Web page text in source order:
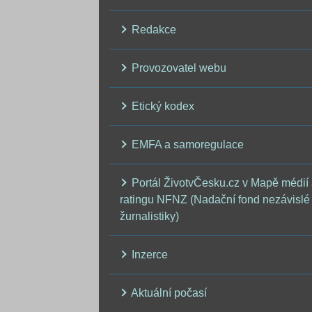
Redakce
Provozovatel webu
Etický kodex
EMFA a samoregulace
Portál ŽivotvČesku.cz v Mapě médií
ratingu NFNZ (Nadační fond nezávislé
žurnalistiky)
Inzerce
Aktuální počasí